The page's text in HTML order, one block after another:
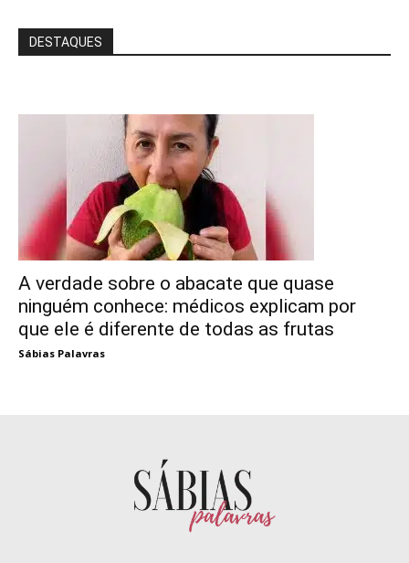
DESTAQUES
A verdade sobre o abacate que quase
ninguém conhece: médicos explicam por
que ele é diferente de todas as frutas
Sábias Palavras